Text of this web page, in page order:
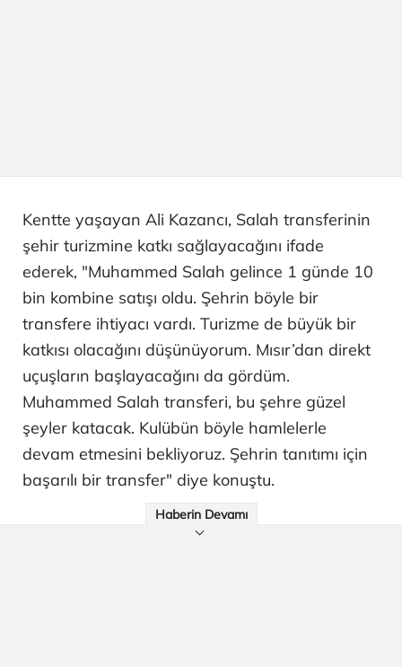
Kentte yaşayan Ali Kazancı, Salah transferinin
şehir turizmine katkı sağlayacağını ifade
ederek, "Muhammed Salah gelince 1 günde 10
bin kombine satışı oldu. Şehrin böyle bir
transfere ihtiyacı vardı. Turizme de büyük bir
katkısı olacağını düşünüyorum. Mısır’dan direkt
uçuşların başlayacağını da gördüm.
Muhammed Salah transferi, bu şehre güzel
şeyler katacak. Kulübün böyle hamlelerle
devam etmesini bekliyoruz. Şehrin tanıtımı için
başarılı bir transfer" diye konuştu.
Haberin Devamı